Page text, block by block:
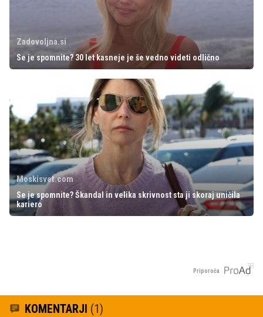
Zadovoljna.si
Se je spomnite? 30 let kasneje je še vedno videti odlično
Moskisvet.com
Se je spomnite? Škandal in velika skrivnost sta ji skoraj uničila
kariero
Priporoča
KOMENTARJI (1)